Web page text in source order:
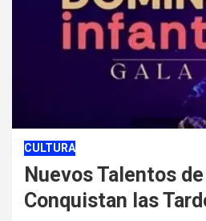
CULTURA
Nuevos Talentos
Conquistan las